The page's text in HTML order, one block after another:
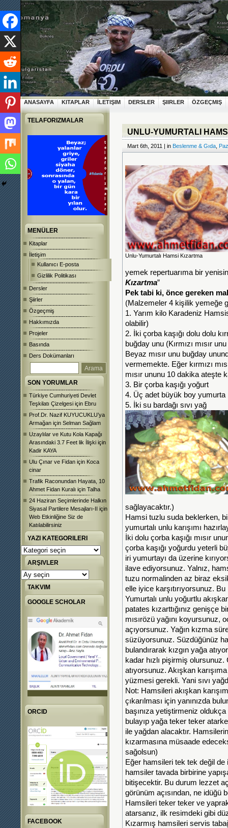
ANASAYFA KITAPLAR İLETIŞIM DERSLER ŞIIRLER ÖZGEÇMIŞ
TELAFORIZMALAR
MENÜLER
Kitaplar
İletişim
Kullanıcı E-posta
Gizlilik Politikası
Dersler
Şiirler
Özgeçmiş
Hakkımızda
Projeler
Basında
Ders Dokümanları
SON YORUMLAR
Türkiye Cumhuriyeti Devlet
Teşkilatı Çizelgesi için Ebru
Prof.Dr. Nazif KUYUCUKLU’ya
Armağan için Selman Sağlam
Uzaylılar ve Kutu Kola Kapağı
Arasındaki 3.7 Feet lik İlişki için
Kadir KAYA
Ulu Çınar ve Fidan için Koca
cinar
Trafik Raconundan Hayata, 10
Ahmet Fidan Kuralı için Talha
24 Haziran Seçimlerinde Halkın
Siyasal Partilere Mesajları-II için
Web Etkinliğine Siz de
Katılabilirsiniz
YAZI KATEGORILERI
Yazı
Kategorileri
ARŞIVLER
Arşivler
TAKVIM
GOOGLE SCHOLAR
ORCID
FACEBOOK
UNLU-YUMURTALI
Mart 6th, 2011 | in Beslenme & Gıda
Unlu-Yumurtalı Hamsi Kızartma
yemek repertuarıma bir
Kızartma”
Pek tabi ki, önce gereken
(Malzemeler 4 kişilik yemeğe
1. Yarım kilo Karadeniz
olabilir)
2. İki çorba kaşığı dolu dolu
buğday unu (Kırmızı mısır
Beyaz mısır unu buğday
vermemekte. Eğer kırmızı
mısır ununu 10 dakika ateşte
3. Bir çorba kaşığı yoğurt
4. Üç adet büyük boy yumurta
5. İki su bardağı sıvı yağ
sağlayacaktır.)
Hamsi tuzlu suda beklerken,
yumurtalı unlu karışımı
İki dolu çorba kaşığı mısır
çorba kaşığı yoğurdu yeterli
iri yumurtayı da üzerine
ilave ediyorsunuz. Yalnız,
tuzu normalinden az biraz
elle iyice karşıtırıyorsunuz.
Yumurtalı unlu yoğurtlu
patates kızarttığınız genişçe
mısırözü yağını koyursunuz,
açıyorsunuz. Yağın kızma
süzüyorsunuz. Süzdüğünüz
bulandırarak kızgın yağa
kadar hızlı pişirmiş
atıyorsunuz. Akışkan
yüzmesi gerekli. Yani sıvı
Not: Hamsileri akışkan
çıkarılması için yanınızda
başınıza yetiştirmeniz
bulayıp yağa teker teker
ile yağdan alacaktır.
kızarmasına müsaade
sağolsun)
Eğer hamsileri tek tek değil de
hamsiler tavada birbirine
bitişecektir. Bu durum lezzet
görünüm açısından, ne idüğü
Hamsileri teker teker ve
atarsanız, ilk resimdeki gibi
Kızarmış hamsileri servis